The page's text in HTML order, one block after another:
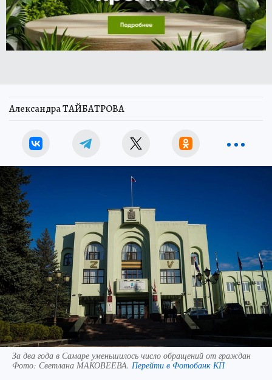
Александра ТАЙБАТРОВА
За два года в Самаре уменьшилось число обращений от граждан
Фото: Светлана МАКОВЕЕВА. Перейти в Фотобанк КП